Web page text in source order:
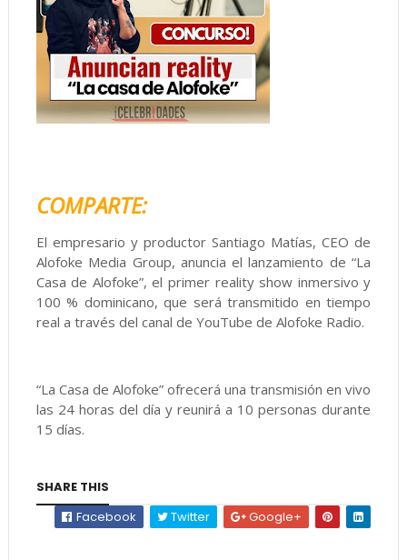
COMPARTE:
El empresario y productor Santiago Matías, CEO de
Alofoke Media Group, anuncia el lanzamiento de “La
Casa de Alofoke”, el primer reality show inmersivo y
100 % dominicano, que será transmitido en tiempo
real a través del canal de YouTube de Alofoke Radio.
“La Casa de Alofoke” ofrecerá una transmisión en vivo
las 24 horas del día y reunirá a 10 personas durante
15 días.
SHARE THIS
Facebook
Twitter Google+